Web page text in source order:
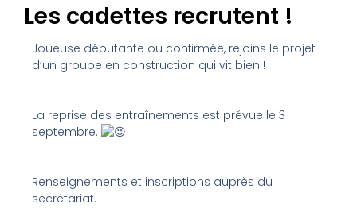
Les cadettes recrutent !
Joueuse débutante ou confirmée, rejoins le projet
d’un groupe en construction qui vit bien !
La reprise des entraînements est prévue le 3
septembre.
Renseignements et inscriptions auprès du
secrétariat.